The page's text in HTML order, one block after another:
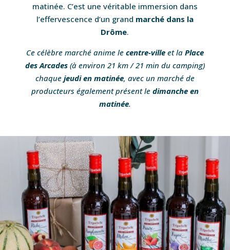
matinée. C’est une véritable immersion dans
l’effervescence d’un grand marché dans la
Drôme.
Ce célèbre marché anime le centre-villeet la Place
des Arcades(à environ 21 km / 21 min du camping)
chaque jeudi en matinée, avec un marché de
producteurs également présent le dimanche en
matinée.